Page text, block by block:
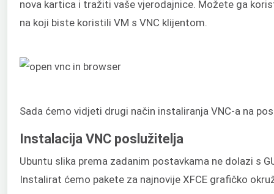
nova kartica i tražiti vaše vjerodajnice. Možete ga
na koji biste koristili VM s VNC klijentom.
Sada ćemo vidjeti drugi način instaliranja VNC-a na
Instalacija VNC poslužitelja
Ubuntu slika prema zadanim postavkama ne dolazi s
Instalirat ćemo pakete za najnovije XFCE grafičko